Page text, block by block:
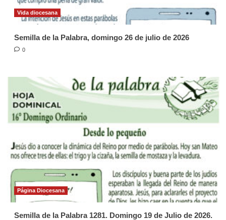
Vida diocesana
Semilla de la Palabra, domingo 26 de julio de 2026
0
Página Diocesana
Semilla de la Palabra 1281. Domingo 19 de Julio de 2026.